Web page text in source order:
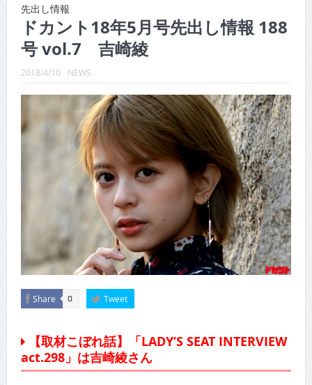
CINEMA×STYLE 289号
CINEMA×STYLE 288号
CINEMA×STYLE 287号
CINEMA×STYLE 286号
CINEMA×STYLE 285号
CINEMA×STYLE 294号
先出し情報
ドカント18年5月号先出し情報 188
号 vol.7 吉崎綾
2018/4/10 NEWS
Share 0 Tweet
【取材こぼれ話】「LADY’S SEAT INTERVIEW
act.298」は吉崎綾さん